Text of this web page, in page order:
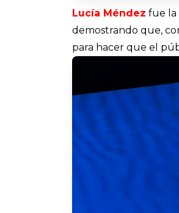
Lucía Méndez fue la
demostrando que,
para hacer que el